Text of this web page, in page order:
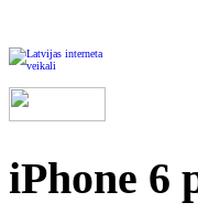
iPhone 6